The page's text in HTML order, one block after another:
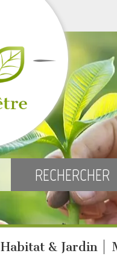
Habitat & Jardin